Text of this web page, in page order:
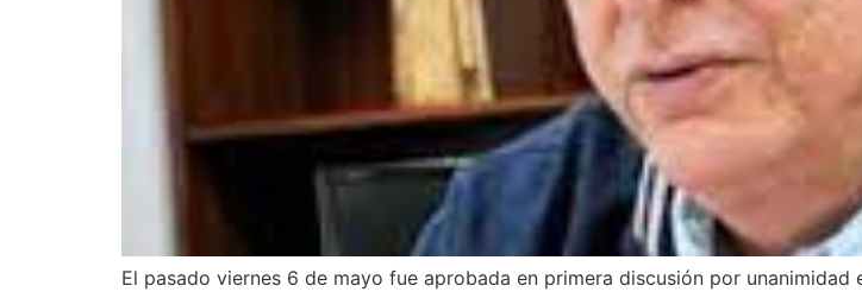
El pasado viernes 6 de mayo fue aprobada en primera discusión por